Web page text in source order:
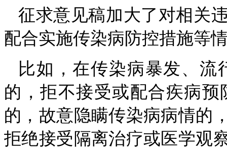
征求意见稿加大了对相关
配合实施传染病防控措施等
比如，在传染病暴发、
的，拒不接受或配合疾病
的，故意隐瞒传染病病情的
拒绝接受隔离治疗或医学观